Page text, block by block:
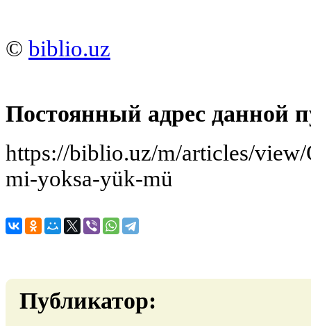
© biblio.uz
Постоянный адрес данной
https://biblio.uz/m/articles/view/
mi-yoksa-yük-mü
Публикатор: